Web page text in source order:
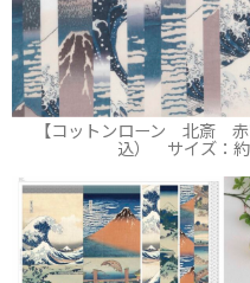
【コットンローン 北斎
込） サイズ：約